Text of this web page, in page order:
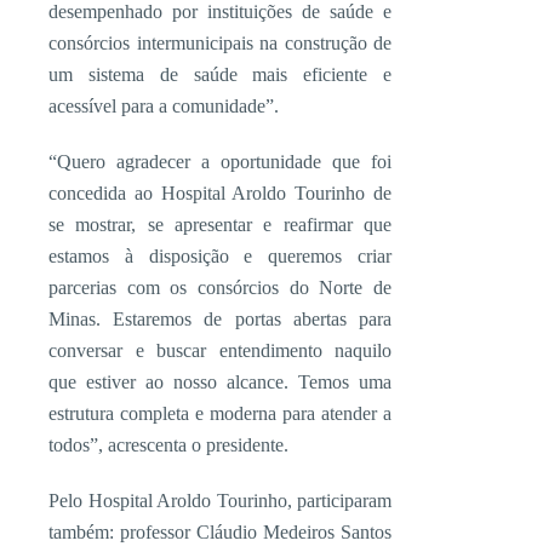
desempenhado por instituições de saúde e
consórcios intermunicipais na construção de
um sistema de saúde mais eficiente e
acessível para a comunidade”.
“Quero agradecer a oportunidade que foi
concedida ao Hospital Aroldo Tourinho de
se mostrar, se apresentar e reafirmar que
estamos à disposição e queremos criar
parcerias com os consórcios do Norte de
Minas. Estaremos de portas abertas para
conversar e buscar entendimento naquilo
que estiver ao nosso alcance. Temos uma
estrutura completa e moderna para atender a
todos”, acrescenta o presidente.
Pelo Hospital Aroldo Tourinho, participaram
também: professor Cláudio Medeiros Santos